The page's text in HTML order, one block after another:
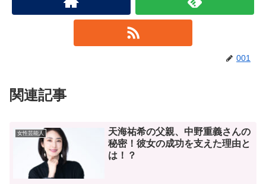
001
関連記事
女性芸能人
天海祐希の父親、中野重義さんの
秘密！彼女の成功を支えた理由と
は！？